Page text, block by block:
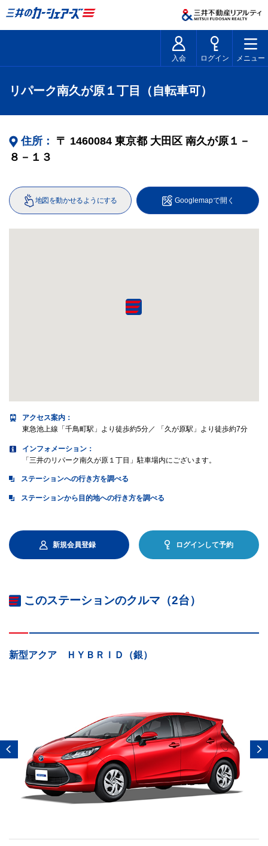
入会 ログイン メニュー
リパーク南久が原１丁目（自転車可）
住所： 〒 1460084 東京都 大田区 南久が原１－
８－１３
地図を動かせるようにする Googlemapで開く
アクセス案内 ：
東急池上線「千鳥町駅」より徒歩約5分／ 「久が原駅」より徒歩約7分
インフォメーション：
「三井のリパーク南久が原１丁目」駐車場内にございます。
ステーションへの行き方を調べる
ステーションから目的地への行き方を調べる
新規会員登録 ログインして予約
このステーションのクルマ（2台）
新型アクア ＨＹＢＲＩＤ（銀）